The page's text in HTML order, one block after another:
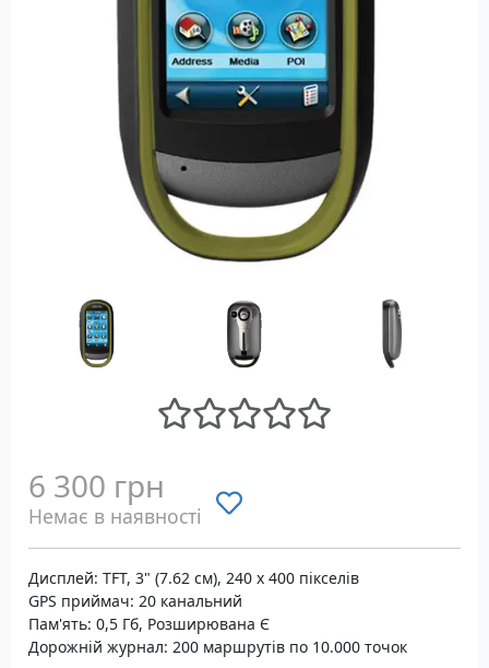
6 300 грн
Немає в наявності
Дисплей: TFT, 3" (7.62 см), 240 x 400 пікселів
GPS приймач: 20 канальний
Пам'ять: 0,5 Гб, Розширювана Є
Дорожній журнал: 200 маршрутів по 10.000 точок